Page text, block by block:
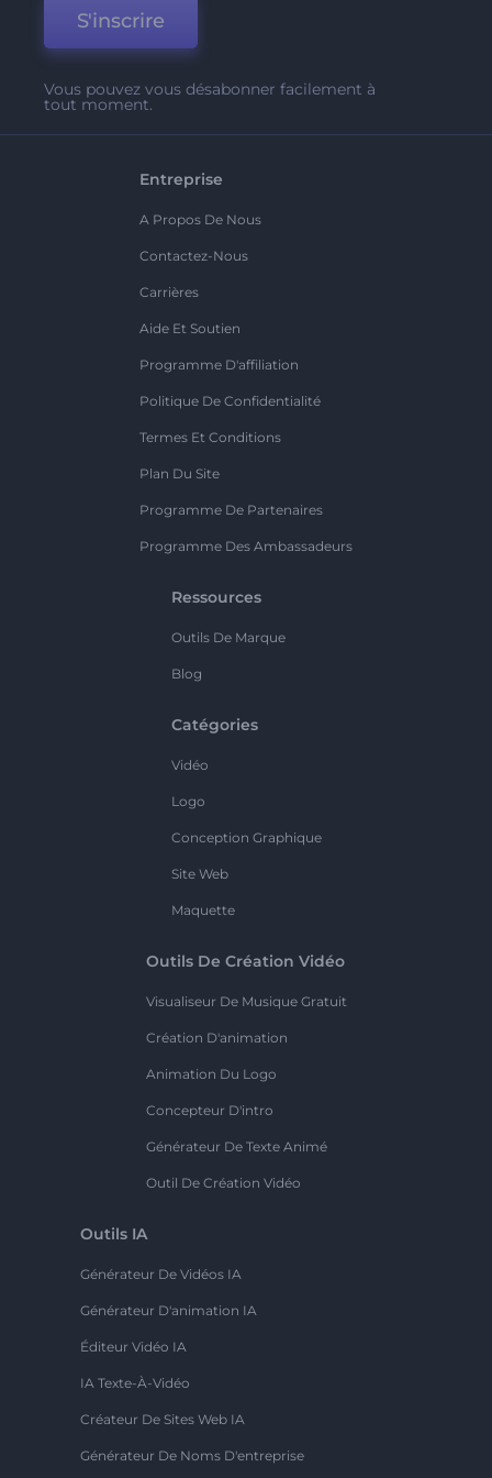
S'inscrire
Vous pouvez vous désabonner facilement à
tout moment.
Entreprise
A Propos De Nous
Contactez-Nous
Carrières
Aide Et Soutien
Programme D'affiliation
Politique De Confidentialité
Termes Et Conditions
Plan Du Site
Programme De Partenaires
Programme Des Ambassadeurs
Ressources
Outils De Marque
Blog
Catégories
Vidéo
Logo
Conception Graphique
Site Web
Maquette
Outils De Création Vidéo
Visualiseur De Musique Gratuit
Création D'animation
Animation Du Logo
Concepteur D'intro
Générateur De Texte Animé
Outil De Création Vidéo
Outils IA
Générateur De Vidéos IA
Générateur D'animation IA
Éditeur Vidéo IA
IA Texte-À-Vidéo
Créateur De Sites Web IA
Générateur De Noms D'entreprise